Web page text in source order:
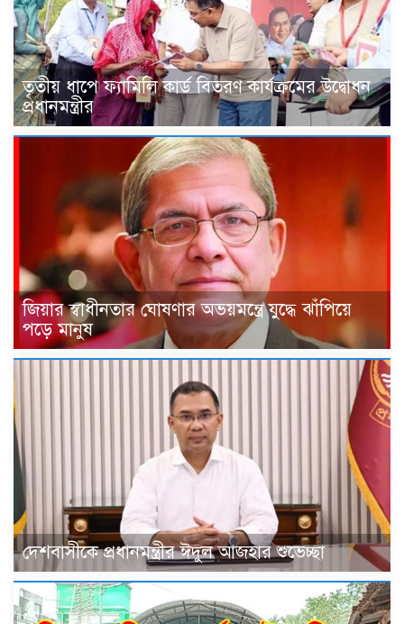
তৃতীয় ধাপে ফ্যামিলি কার্ড বিতরণ কার্যক্রমের উদ্বোধন
প্রধানমন্ত্রীর
জিয়ার স্বাধীনতার ঘোষণার অভয়মন্ত্রে যুদ্ধে ঝাঁপিয়ে
পড়ে মানুষ
দেশবাসীকে প্রধানমন্ত্রীর ঈদুল আজহার শুভেচ্ছা